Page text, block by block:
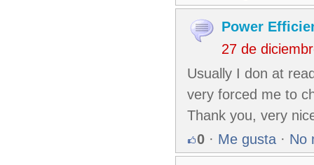
Power
27 de
Usually I don at
very forced me to
Thank you, very
0 · Me gusta · No